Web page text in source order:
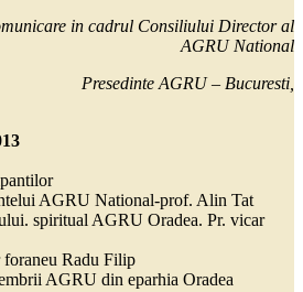
in cadrul Consiliului Director al
AGRU National
Presedinte AGRU – Bucuresti,
AGRU National-prof. Alin Tat
spiritual AGRU Oradea. Pr. vicar
Radu Filip
AGRU din eparhia Oradea